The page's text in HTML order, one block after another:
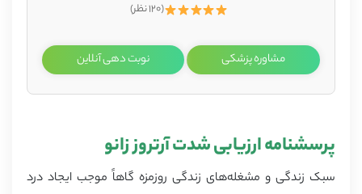
(۱۲۰ نظر)
مشاوره پزشکی نوبت دهی آنلاین
پرسشنامه ارزیابی شدت آرتروز زانو
سبک زندگی و مشغله‌های زندگی روزمزه گاهاً موجب ایجاد درد